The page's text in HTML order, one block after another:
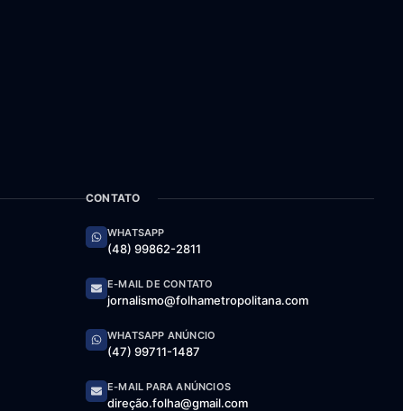
CONTATO
WHATSAPP
(48) 99862-2811
E-MAIL DE CONTATO
jornalismo@folhametropolitana.com
WHATSAPP ANÚNCIO
(47) 99711-1487
E-MAIL PARA ANÚNCIOS
direção.folha@gmail.com